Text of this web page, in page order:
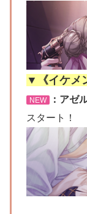
▼《イケメ
NEW ：アゼ
スタート！